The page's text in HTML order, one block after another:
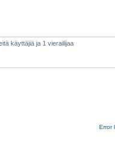
käyttäjiä ja 1 vierailijaa
Error